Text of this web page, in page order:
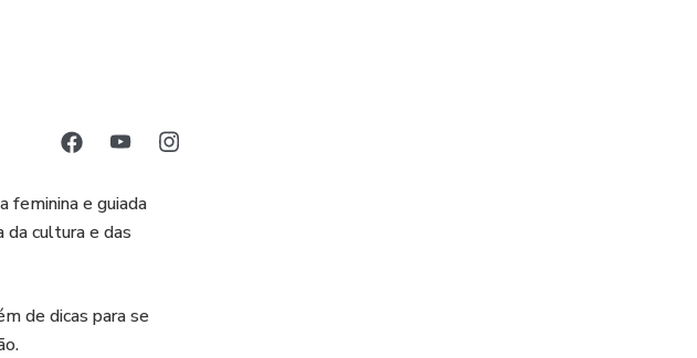
feminina e guiada
da cultura e das
de dicas para se